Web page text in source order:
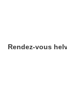
Rendez-vous